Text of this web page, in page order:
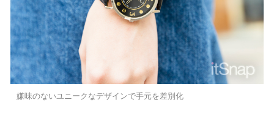
嫌味のないユニークなデザインで手元を差別化